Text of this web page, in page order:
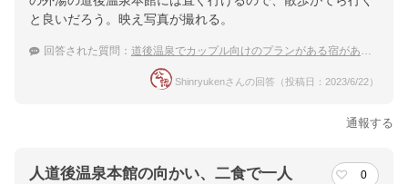
と良いだろう。映え写真が撮れる。
回答された質問： 道後温泉でカップル向けのプランがある宿があったら教えて！
Shinryukenさんの回答（投稿日：2023/6/22）
通報する
人道後温泉本館の向かい、二食で一人
0